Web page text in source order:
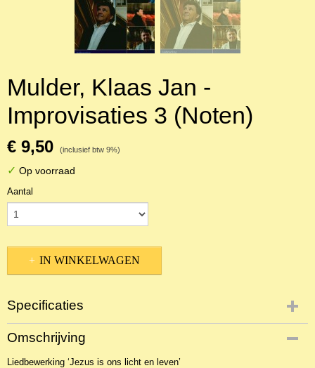
Mulder, Klaas Jan -
Improvisaties 3 (Noten)
€ 9,50 (inclusief btw 9%)
✓ Op voorraad
Aantal
IN WINKELWAGEN
Specificaties
Productcode
NBLNOr-3966
EAN code
Omschrijving
Liedbewerking ‘Jezus is ons licht en leven’